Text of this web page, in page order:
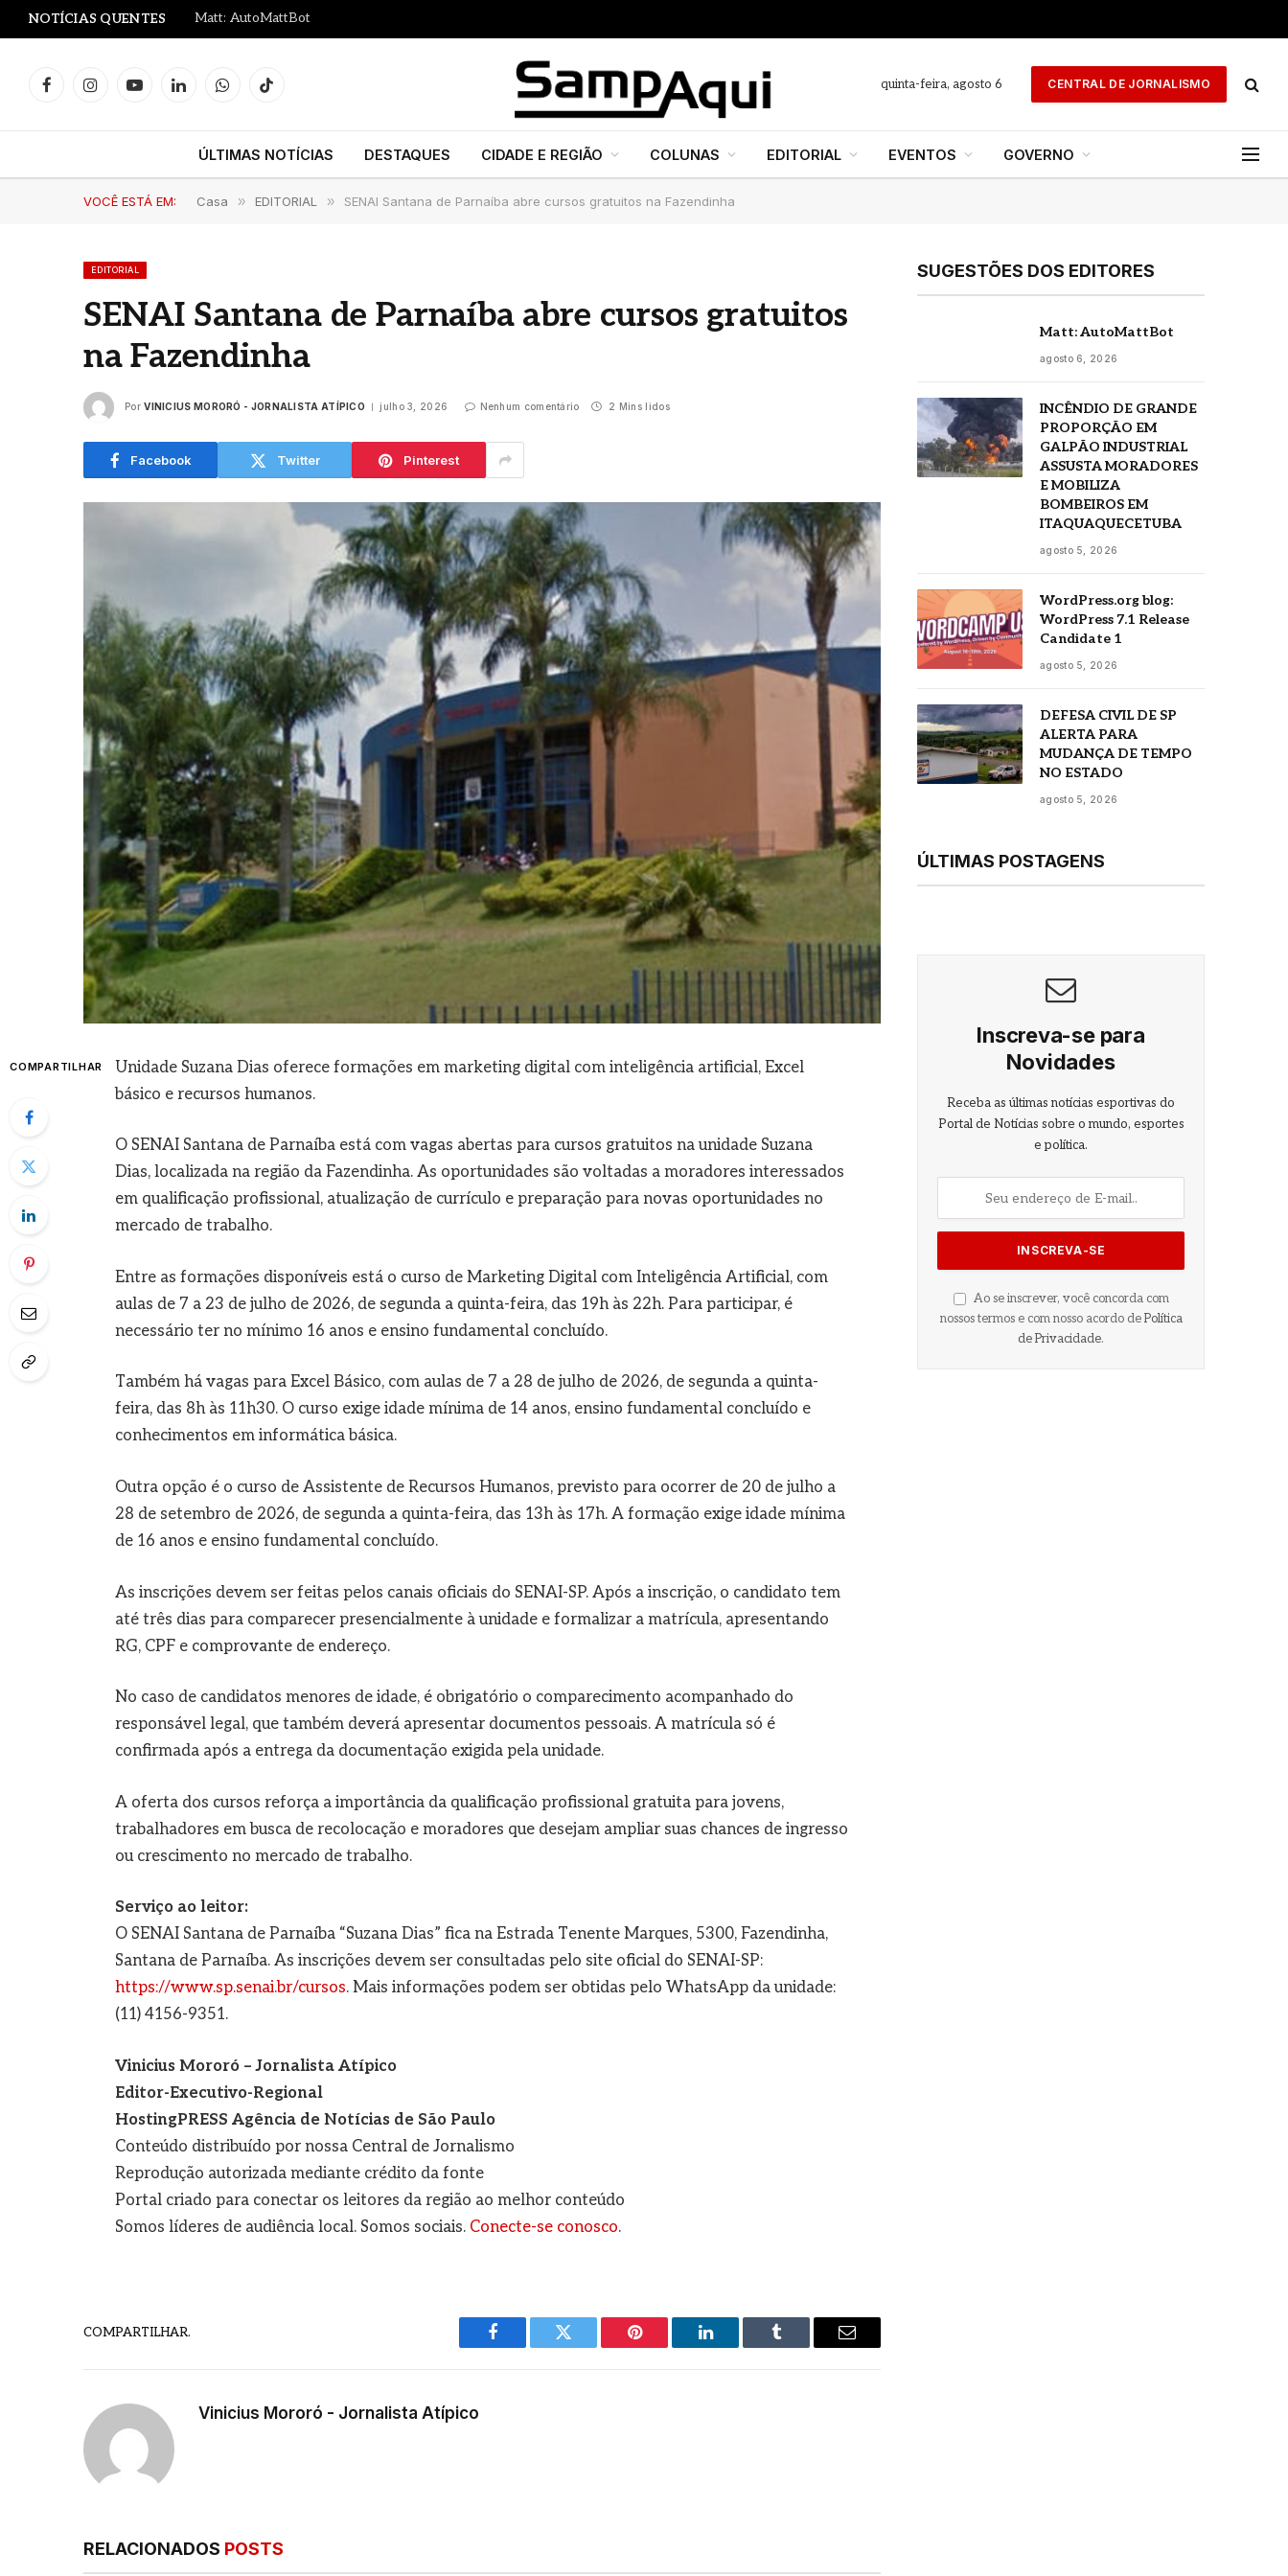
NOTÍCIAS QUENTES Matt: AutoMattBot
FacebookInstagramYouTubeLinkedInWhatsAppTikTok
quinta-feira, agosto 6 CENTRAL DE JORNALISMO
ÚLTIMAS NOTÍCIAS DESTAQUES CIDADE E REGIÃO COLUNAS EDITORIAL EVENTOS GOVERNO
VOCÊ ESTÁ EM: Casa » EDITORIAL » SENAI Santana de Parnaíba abre cursos gratuitos na Fazendinha
EDITORIAL
SENAI Santana de Parnaíba abre cursos gratuitos
na Fazendinha
Por VINICIUS MORORÓ - JORNALISTA ATÍPICO julho 3, 2026 Nenhum comentário 2 Mins lidos
Facebook Twitter Pinterest
COMPARTILHAR
Unidade Suzana Dias oferece formações em marketing digital com inteligência artificial, Excel
básico e recursos humanos.
O SENAI Santana de Parnaíba está com vagas abertas para cursos gratuitos na unidade Suzana
Dias, localizada na região da Fazendinha. As oportunidades são voltadas a moradores interessados
em qualificação profissional, atualização de currículo e preparação para novas oportunidades no
mercado de trabalho.
Entre as formações disponíveis está o curso de Marketing Digital com Inteligência Artificial, com
aulas de 7 a 23 de julho de 2026, de segunda a quinta-feira, das 19h às 22h. Para participar, é
necessário ter no mínimo 16 anos e ensino fundamental concluído.
Também há vagas para Excel Básico, com aulas de 7 a 28 de julho de 2026, de segunda a quinta-
feira, das 8h às 11h30. O curso exige idade mínima de 14 anos, ensino fundamental concluído e
conhecimentos em informática básica.
Outra opção é o curso de Assistente de Recursos Humanos, previsto para ocorrer de 20 de julho a
28 de setembro de 2026, de segunda a quinta-feira, das 13h às 17h. A formação exige idade mínima
de 16 anos e ensino fundamental concluído.
As inscrições devem ser feitas pelos canais oficiais do SENAI-SP. Após a inscrição, o candidato tem
até três dias para comparecer presencialmente à unidade e formalizar a matrícula, apresentando
RG, CPF e comprovante de endereço.
No caso de candidatos menores de idade, é obrigatório o comparecimento acompanhado do
responsável legal, que também deverá apresentar documentos pessoais. A matrícula só é
confirmada após a entrega da documentação exigida pela unidade.
A oferta dos cursos reforça a importância da qualificação profissional gratuita para jovens,
trabalhadores em busca de recolocação e moradores que desejam ampliar suas chances de ingresso
ou crescimento no mercado de trabalho.
Serviço ao leitor:
O SENAI Santana de Parnaíba “Suzana Dias” fica na Estrada Tenente Marques, 5300, Fazendinha,
Santana de Parnaíba. As inscrições devem ser consultadas pelo site oficial do SENAI-SP:
https://www.sp.senai.br/cursos. Mais informações podem ser obtidas pelo WhatsApp da unidade:
(11) 4156-9351.
Vinicius Mororó – Jornalista Atípico
Editor-Executivo-Regional
HostingPRESS Agência de Notícias de São Paulo
Conteúdo distribuído por nossa Central de Jornalismo
Reprodução autorizada mediante crédito da fonte
Portal criado para conectar os leitores da região ao melhor conteúdo
Somos líderes de audiência local. Somos sociais. Conecte-se conosco.
COMPARTILHAR.
Facebook Twitter Pinterest LinkedIn Tumblr
E-
Vinicius Mororó - Jornalista Atípico
RELACIONADOS POSTS
SUGESTÕES DOS EDITORES
Matt: AutoMattBot
agosto 6, 2026
INCÊNDIO DE GRANDE
PROPORÇÃO EM
GALPÃO INDUSTRIAL
ASSUSTA MORADORES
E MOBILIZA
BOMBEIROS EM
ITAQUAQUECETUBA
agosto 5, 2026
WordPress.org blog:
WordPress 7.1 Release
Candidate 1
agosto 5, 2026
DEFESA CIVIL DE SP
ALERTA PARA
MUDANÇA DE TEMPO
NO ESTADO
agosto 5, 2026
ÚLTIMAS POSTAGENS
Inscreva-se para
Novidades
Receba as últimas notícias esportivas do
Portal de Notícias sobre o mundo, esportes
e política.
Ao se inscrever, você concorda com
nossos termos e com nosso acordo de Política
de Privacidade.